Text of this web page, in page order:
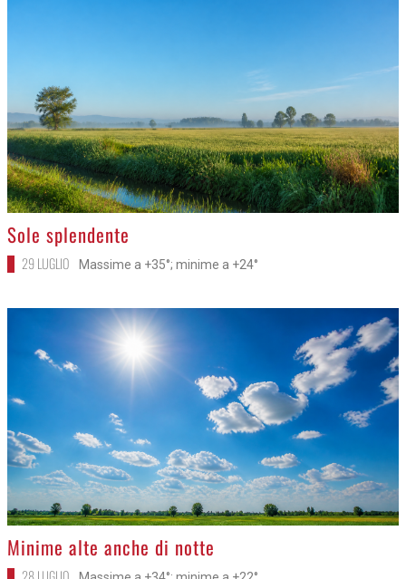
>
Sole splendente
29 LUGLIO Massime a +35°; minime a +24°
>Minime alte anche di notte